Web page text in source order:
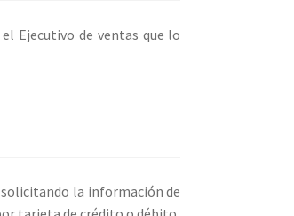
Ejecutivo de ventas que lo
la información de